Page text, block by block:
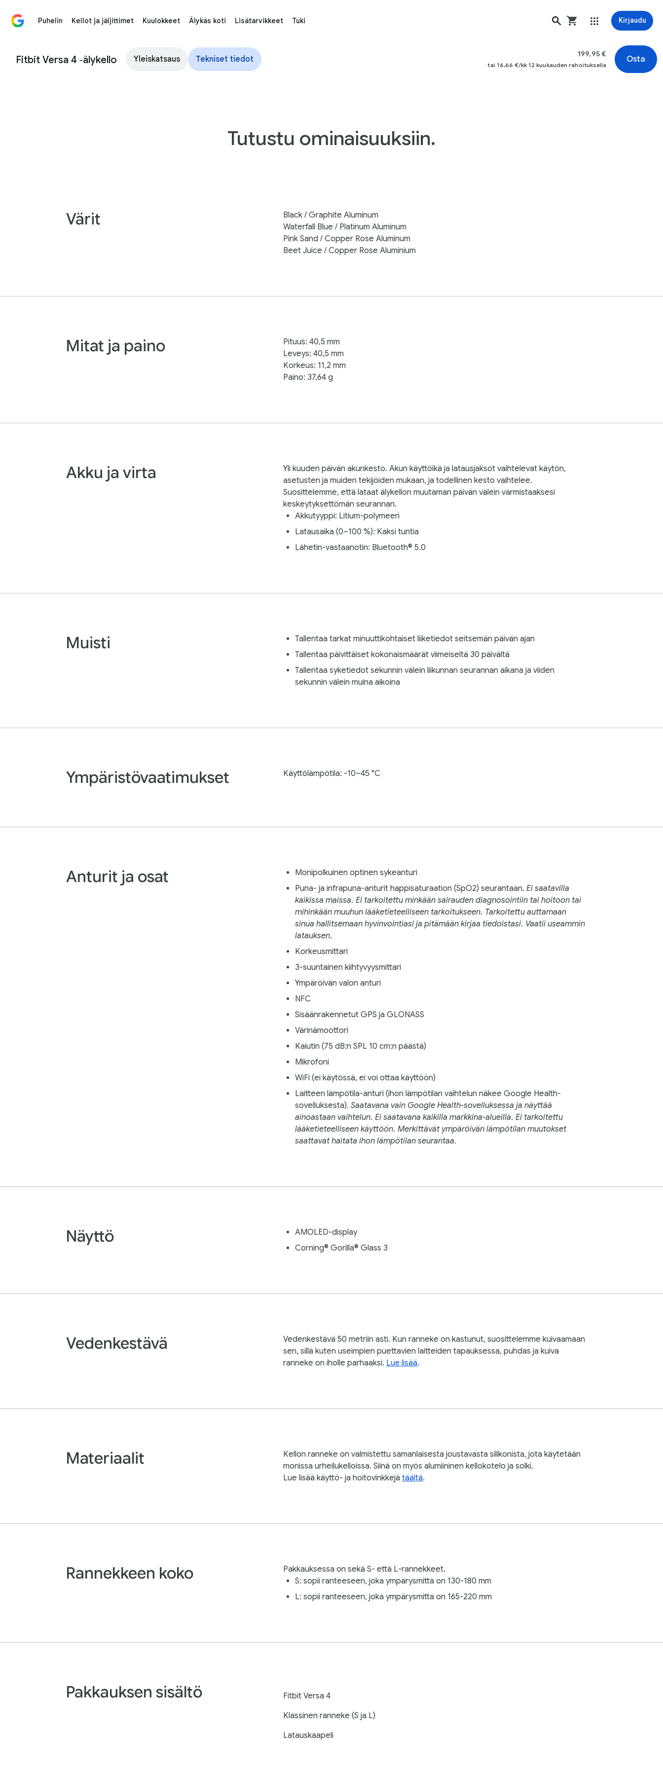
Puhelin Kellot ja jäljittimet Kuulokkeet Älykäs koti Lisätarvikkeet Tuki Kirjaudu
Fitbit Versa 4 ‑älykello – tekniset tiedot
Fitbit Versa 4 ‑älykello Yleiskatsaus Tekniset tiedot
199,95 €
tai 16,66 €/kk 12 kuukauden rahoituksella
Osta
Tutustu ominaisuuksiin.
Värit
Black / Graphite Aluminum
Waterfall Blue / Platinum Aluminum
Pink Sand / Copper Rose Aluminum
Beet Juice / Copper Rose Aluminium
Mitat ja paino
Pituus: 40,5 mm
Leveys: 40,5 mm
Korkeus: 11,2 mm
Paino: 37,64 g
Akku ja virta
Yli kuuden päivän akunkesto. Akun käyttöikä ja latausjaksot vaihtelevat käytön,
asetusten ja muiden tekijöiden mukaan, ja todellinen kesto vaihtelee.
Suosittelemme, että lataat älykellon muutaman päivän välein varmistaaksesi
keskeytyksettömän seurannan.
Akkutyyppi: Litium-polymeeri
Latausaika (0–100 %): Kaksi tuntia
Lähetin-vastaanotin: Bluetooth® 5.0
Muisti
Tallentaa tarkat minuuttikohtaiset liiketiedot seitsemän päivän ajan
Tallentaa päivittäiset kokonaismäärät viimeiseltä 30 päivältä
Tallentaa syketiedot sekunnin välein liikunnan seurannan aikana ja viiden
sekunnin välein muina aikoina
Ympäristövaatimukset Käyttölämpötila: -10–45 °C
Anturit ja osat
Monipolkuinen optinen sykeanturi
Puna- ja infrapuna-anturit happisaturaation (SpO2) seurantaan. Ei saatavilla
kaikissa maissa. Ei tarkoitettu minkään sairauden diagnosointiin tai hoitoon tai
mihinkään muuhun lääketieteelliseen tarkoitukseen. Tarkoitettu auttamaan
sinua hallitsemaan hyvinvointiasi ja pitämään kirjaa tiedoistasi. Vaatii useammin
latauksen.
Korkeusmittari
3-suuntainen kiihtyvyysmittari
Ympäröivän valon anturi
NFC
Sisäänrakennetut GPS ja GLONASS
Värinämoottori
Kaiutin (75 dB:n SPL 10 cm:n päästä)
Mikrofoni
WiFi (ei käytössä, ei voi ottaa käyttöön)
Laitteen lämpötila-anturi (ihon lämpötilan vaihtelun näkee Google Health-
sovelluksesta). Saatavana vain Google Health-sovelluksessa ja näyttää
ainoastaan vaihtelun. Ei saatavana kaikilla markkina-alueilla. Ei tarkoitettu
lääketieteelliseen käyttöön. Merkittävät ympäröivän lämpötilan muutokset
saattavat haitata ihon lämpötilan seurantaa.
Näyttö
AMOLED-display
Corning® Gorilla® Glass 3
Vedenkestävä
Vedenkestävä 50 metriin asti. Kun ranneke on kastunut, suosittelemme kuivaamaan
sen, sillä kuten useimpien puettavien laitteiden tapauksessa, puhdas ja kuiva
ranneke on iholle parhaaksi. Lue lisää.
Materiaalit
Kellon ranneke on valmistettu samanlaisesta joustavasta silikonista, jota käytetään
monissa urheilukelloissa. Siinä on myös alumiininen kellokotelo ja solki.
Lue lisää käyttö- ja hoitovinkkejä täältä.
Rannekkeen koko
Pakkauksessa on sekä S- että L-rannekkeet.
S: sopii ranteeseen, joka ympärysmitta on 130-180 mm
L: sopii ranteeseen, joka ympärysmitta on 165-220 mm
Pakkauksen sisältö
Fitbit Versa 4
Klassinen ranneke (S ja L)
Latauskaapeli